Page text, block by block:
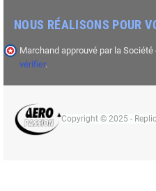
NOUS RÉALISONS POUR
Marchand approuvé par la
vérifier.
Copyright © 2025 -